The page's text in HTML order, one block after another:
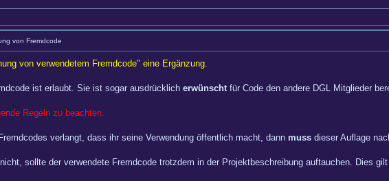
von Fremdcode
von verwendetem Fremdcode" eine Ergänzung.
ist erlaubt. Sie ist sogar ausdrücklich erwünschtfür Code den andere DGL Mitglieder
Regeln zu beachten.
verlangt, dass ihr seine Verwendung öffentlich macht, dann muss dieser Auflage
sollte der verwendete Fremdcode trotzdem in der Projektbeschreibung auftauchen. Dies